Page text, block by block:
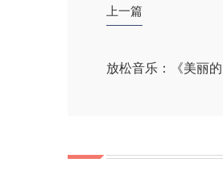
上一篇
放松音乐：《美丽